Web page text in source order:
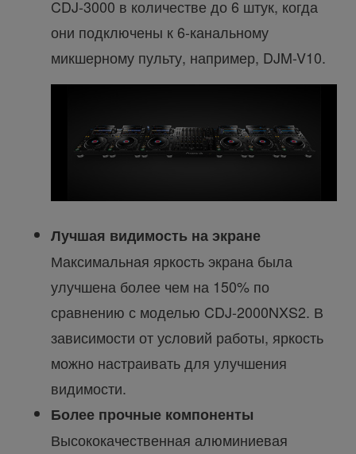
CDJ-3000 в количестве до 6 штук, когда
они подключены к 6-канальному
микшерному пульту, например, DJM-V10.
Лучшая видимость на экране
Максимальная яркость экрана была
улучшена более чем на 150% по
сравнению с моделью CDJ-2000NXS2. В
зависимости от условий работы, яркость
можно настраивать для улучшения
видимости.
Более прочные компоненты
Высококачественная алюминиевая